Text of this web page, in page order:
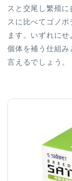
スと交尾し繁殖
スに比べてゴノ
ます。いずれに
個体を補う仕組み
言えるでしょう。